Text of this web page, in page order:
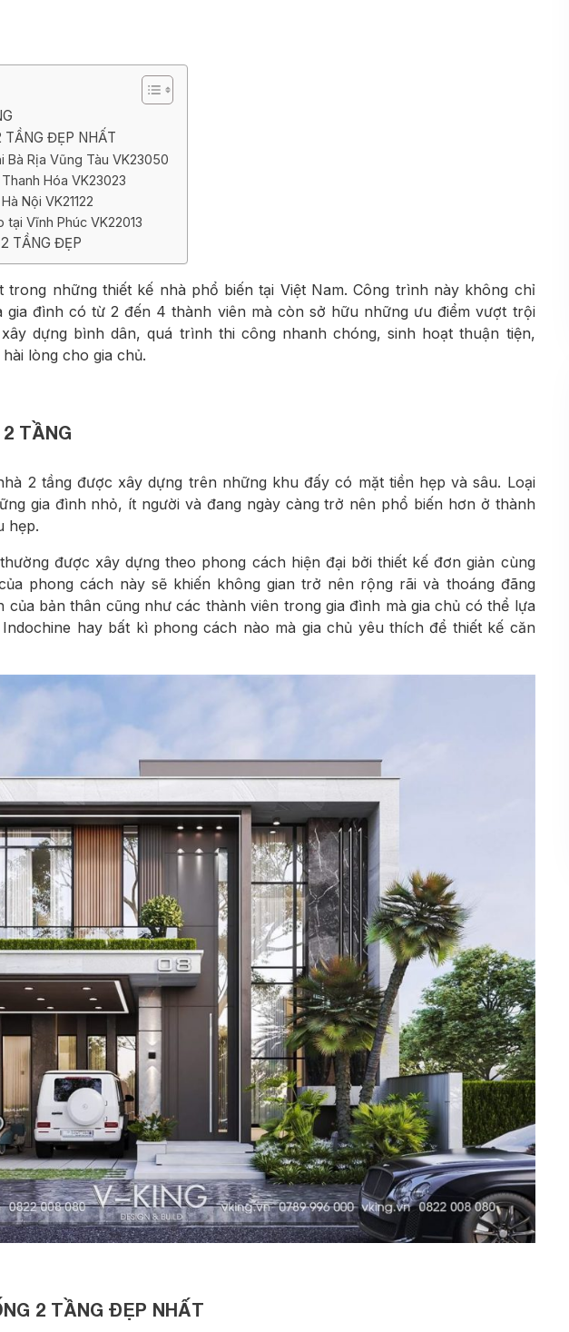
Biệt thự 4 tầng
TẦNG ĐẸP NHẤT
Bà Rịa Vũng Tàu VK23050
Hóa VK23023
Nội VK21122
Vĩnh Phúc VK22013
TẦNG ĐẸP
trong những thiết kế nhà phổ biến tại Việt Nam. Công trình này không chỉ
gia đình có từ 2 đến 4 thành viên mà còn sở hữu những ưu điểm vượt trội
dựng bình dân, quá trình thi công nhanh chóng, sinh hoạt thuận tiện,
lòng cho gia chủ.
TẦNG
2 tầng được xây dựng trên những khu đấy có mặt tiền hẹp và sâu. Loại
gia đình nhỏ, ít người và đang ngày càng trở nên phổ biến hơn ở thành
hẹp.
được xây dựng theo phong cách hiện đại bởi thiết kế đơn giản cùng
phong cách này sẽ khiến không gian trở nên rộng rãi và thoáng đãng
bản thân cũng như các thành viên trong gia đình mà gia chủ có thể lựa
hay bất kì phong cách nào mà gia chủ yêu thích để thiết kế căn
2 TẦNG ĐẸP NHẤT